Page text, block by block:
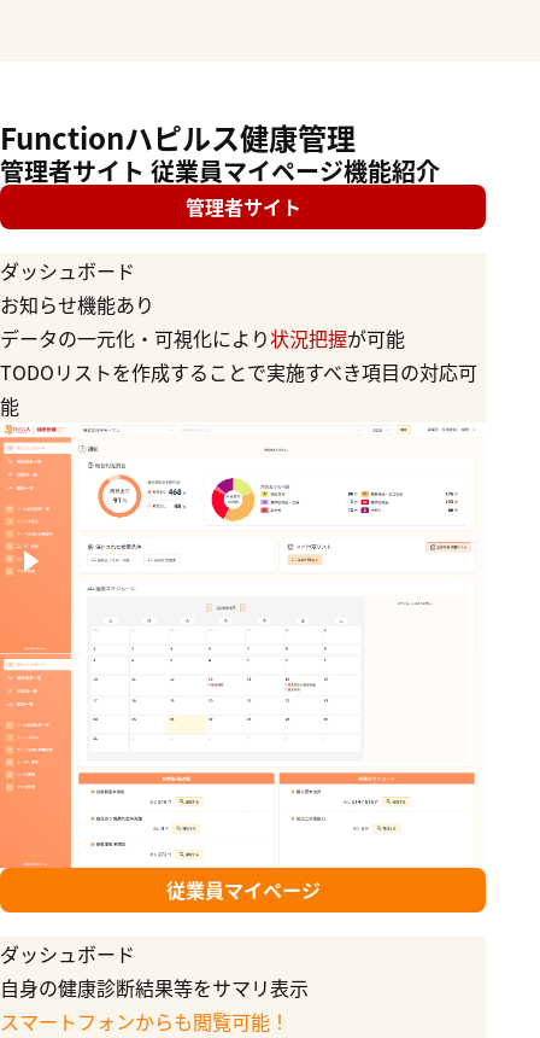
Functionハピルス健康管理
管理者サイト 従業員マイページ機能紹介
管理者サイト
ダッシュボード
お知らせ機能あり
データの一元化・可視化により状況把握が可能
TODOリストを作成することで実施すべき項目の対応可
能
従業員マイページ
ダッシュボード
自身の健康診断結果等をサマリ表示
スマートフォンからも閲覧可能！